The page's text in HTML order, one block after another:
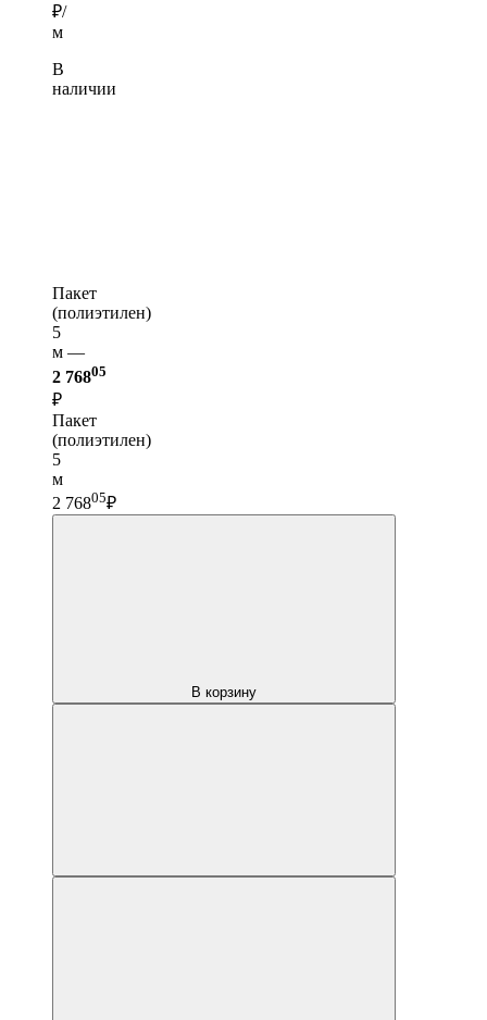
₽/
м
В
наличии
Пакет
(полиэтилен)
5
м —
2 76805
₽
Пакет
(полиэтилен)
5
м
2 76805₽
В корзину